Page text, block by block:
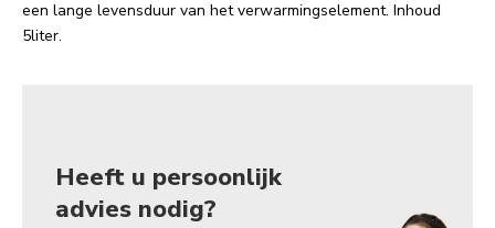
een lange levensduur van het verwarmingselement. Inhoud
5liter.
Heeft u persoonlijk
advies nodig?